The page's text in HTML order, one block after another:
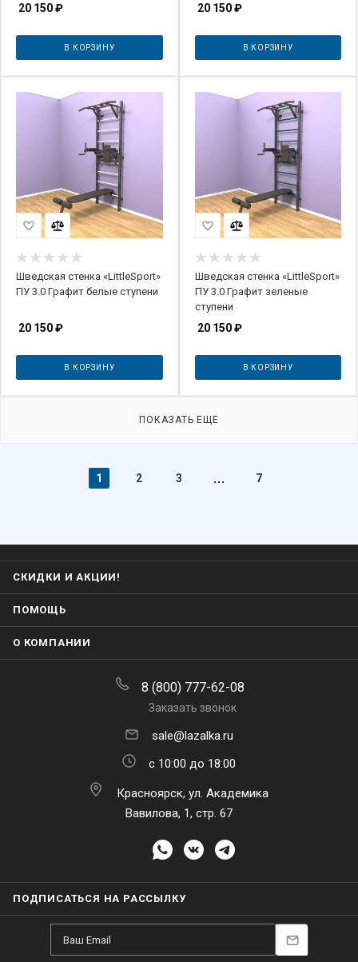
20 150₽
В КОРЗИНУ
20 150₽
В КОРЗИНУ
Шведская стенка «LittleSport»
ПУ 3.0 Графит белые ступени
20 150₽
В КОРЗИНУ
Шведская стенка «LittleSport»
ПУ 3.0 Графит зеленые
ступени
20 150₽
В КОРЗИНУ
ПОКАЗАТЬ ЕЩЕ
1 2 3 7
СКИДКИ И АКЦИИ!
ПОМОЩЬ
О КОМПАНИИ
8 (800) 777-62-08
Заказать звонок
sale@lazalka.ru
с 10:00 до 18:00
Красноярск, ул. Академика
Вавилова, 1, стр. 67
ПОДПИСАТЬСЯ НА РАССЫЛКУ